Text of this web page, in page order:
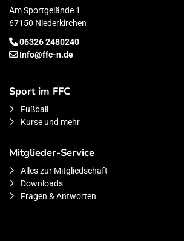
Am Sportgelände 1
67150 Niederkirchen
06326 2480240
Info@ffc-n.de
Sport im FFC
Fußball
Kurse und mehr
Mitglieder-Service
Alles zur Mitgliedschaft
Downloads
Fragen & Antworten